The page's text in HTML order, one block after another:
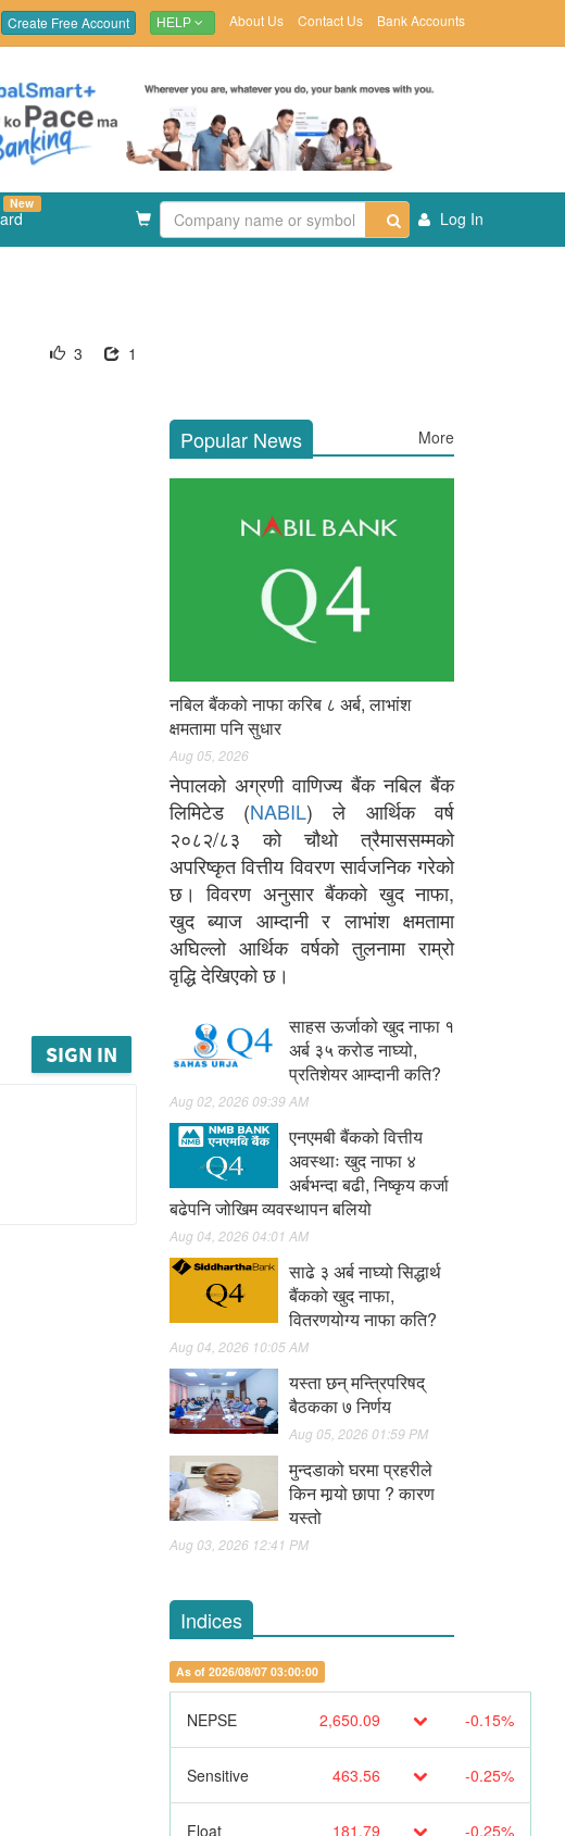
Create Free Account HELP About Us Contact Us Bank Accounts
New
Log In
1
3
SIGN IN
Popular News More
नबिल बैंकको नाफा करिब ८ अर्ब, लाभांश
क्षमतामा पनि सुधार
Aug 05, 2026
नेपालको अग्रणी वाणिज्य बैंक नबिल बैंक
लिमिटेड (NABIL) ले आर्थिक वर्ष
२०८२/८३ को चौथो त्रैमाससम्मको
अपरिष्कृत वित्तीय विवरण सार्वजनिक गरेको
छ। विवरण अनुसार बैंकको खुद नाफा,
खुद ब्याज आम्दानी र लाभांश क्षमतामा
अघिल्लो आर्थिक वर्षको तुलनामा राम्रो
वृद्धि देखिएको छ।
साहस ऊर्जाको खुद नाफा १
अर्ब ३५ करोड नाघ्यो,
प्रतिशेयर आम्दानी कति?
Aug 02, 2026 09:39 AM
एनएमबी बैंकको वित्तीय
अवस्थाः खुद नाफा ४
अर्बभन्दा बढी, निष्कृय कर्जा
बढेपनि जोखिम व्यवस्थापन बलियो
Aug 04, 2026 04:01 AM
साढे ३ अर्ब नाघ्यो सिद्धार्थ
बैंकको खुद नाफा,
वितरणयोग्य नाफा कति?
Aug 04, 2026 10:05 AM
यस्ता छन् मन्त्रिपरिषद्
बैठकका ७ निर्णय
Aug 05, 2026 01:59 PM
मुन्दडाको घरमा प्रहरीले
किन मार्‍यो छापा ? कारण
यस्तो
Aug 03, 2026 12:41 PM
Indices
As of 2026/08/07 03:00:00
NEPSE 2,650.09 -0.15%
Sensitive 463.56 -0.25%
Float 181.79 -0.25%